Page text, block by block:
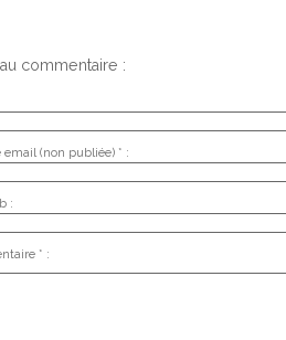
commentaire :
email (non publiée) * :
:
* :